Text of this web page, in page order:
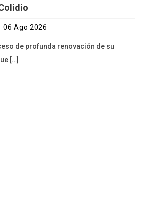
06 Ago 2026
de profunda renovación de su
[…]